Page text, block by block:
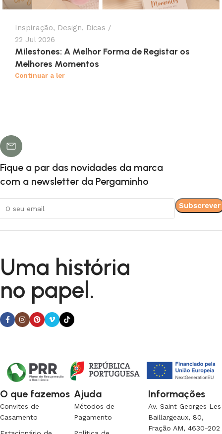
Inspiração, Design, Dicas
22 Jul 2026
Milestones: A Melhor Forma de Registar os
Melhores Momentos
Continuar a ler
Fique a par das novidades da marca
com a newsletter da Pergaminho
O que fazemos
Convites de
Casamento
Ajuda
Métodos de
Pagamento
Informações
Av. Saint Georges Les
Baillargeaux, 80,
Fração AM, 4630-202
Uma história
no papel.